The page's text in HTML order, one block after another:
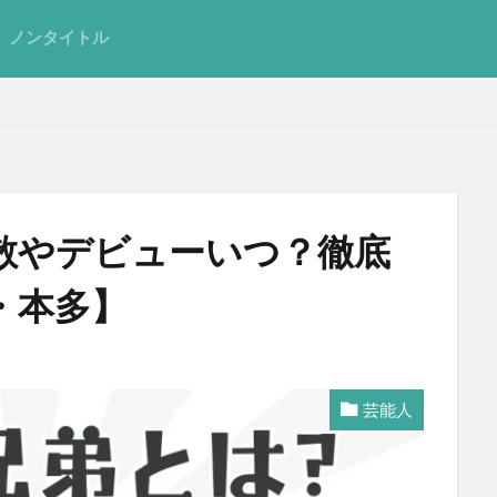
ノンタイトル
やデビューいつ？徹底
多】
芸能人